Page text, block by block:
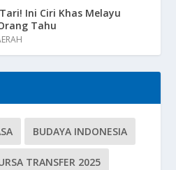
Ini Ciri Khas Melayu
Tahu
BUDAYA INDONESIA
TRANSFER 2025